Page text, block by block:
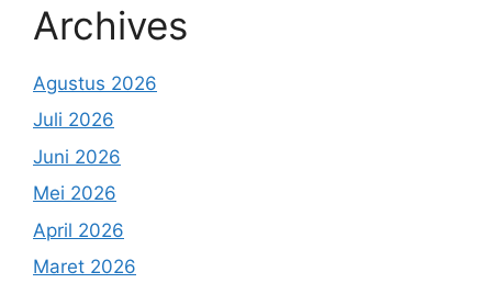
Archives
Agustus 2026
Juli 2026
Juni 2026
Mei 2026
April 2026
Maret 2026